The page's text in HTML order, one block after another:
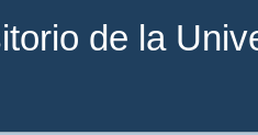
de la